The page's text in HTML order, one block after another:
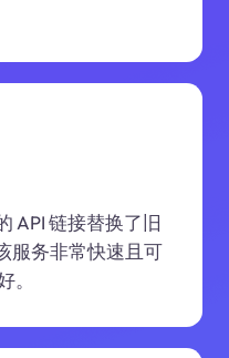
API 链接替换了旧
服务非常快速且可
。